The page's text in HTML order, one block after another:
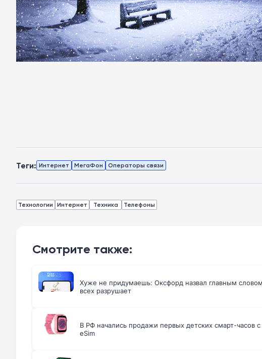
Теги: Интернет МегаФон Операторы связи
Технологии Интернет Техника Телефоны
Смотрите также:
Хуже не придумаешь: Оксфорд назвал главным
всех разрушает
В РФ начались продажи первых детских смарт-часов
eSim